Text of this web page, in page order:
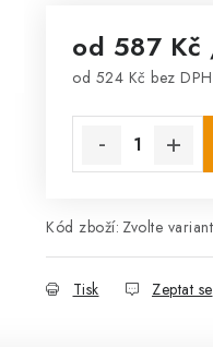
od 587 Kč
od 524 Kč bez DPH
Kód zboží: Zvolte
Tisk Zeptat se